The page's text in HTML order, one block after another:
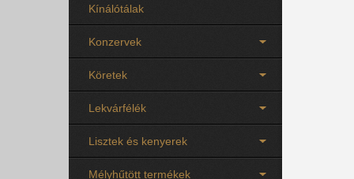
Kínálótálak
Konzervek
Köretek
Lekvárfélék
Lisztek és kenyerek
Mélyhűtött termékek